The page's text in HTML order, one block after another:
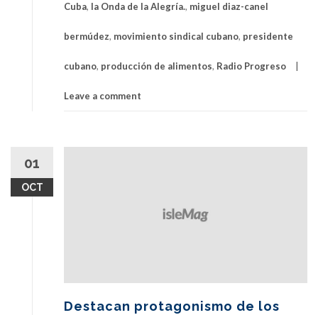
Cuba, la Onda de la Alegría., miguel diaz-canel
bermúdez, movimiento sindical cubano, presidente
cubano, producción de alimentos, Radio Progreso
Leave a comment
01
OCT
Destacan protagonismo de los